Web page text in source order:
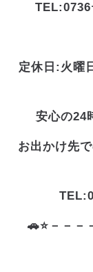
TEL:0736
定休日:火曜
安心の24
お出かけ先
🚗⭐－－－